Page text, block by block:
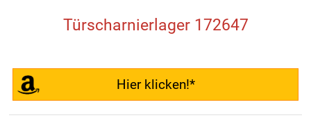
Türscharnierlager 172647
Hier klicken!*